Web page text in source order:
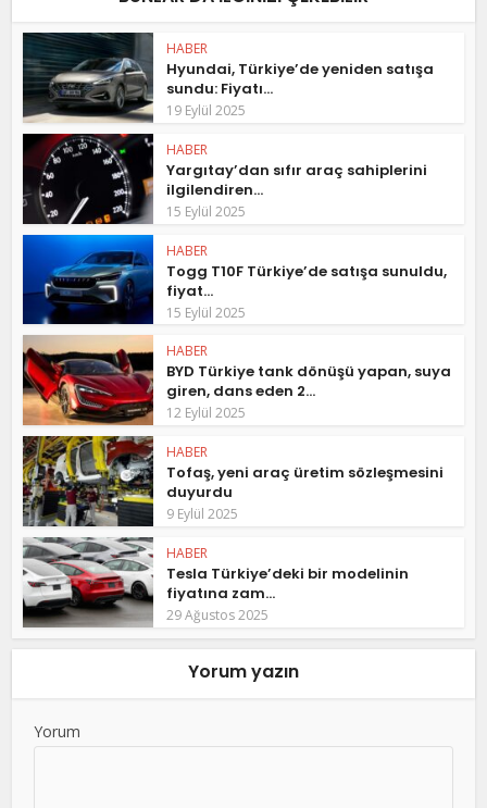
HABER
Hyundai, Türkiye’de yeniden satışa
sundu: Fiyatı...
19 Eylül 2025
HABER
Yargıtay’dan sıfır araç sahiplerini
ilgilendiren...
15 Eylül 2025
HABER
Togg T10F Türkiye’de satışa sunuldu,
fiyat...
15 Eylül 2025
HABER
BYD Türkiye tank dönüşü yapan, suya
giren, dans eden 2...
12 Eylül 2025
HABER
Tofaş, yeni araç üretim sözleşmesini
duyurdu
9 Eylül 2025
HABER
Tesla Türkiye’deki bir modelinin
fiyatına zam...
29 Ağustos 2025
Yorum yazın
Yorum